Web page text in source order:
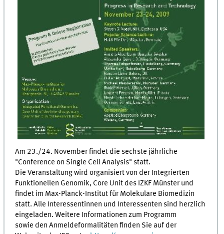
Am 23./24. November findet die sechste jährliche
"Conference on Single Cell Analysis" statt.
Die Veranstaltung wird organisiert von der Integrierten
Funktionellen Genomik, Core Unit des IZKF Münster und
findet im Max-Planck-Institut für Molekulare Biomedizin
statt. Alle Interessentinnen und Interessenten sind herzlich
eingeladen. Weitere Informationen zum Programm
sowie den Anmeldeformalitäten finden Sie auf der